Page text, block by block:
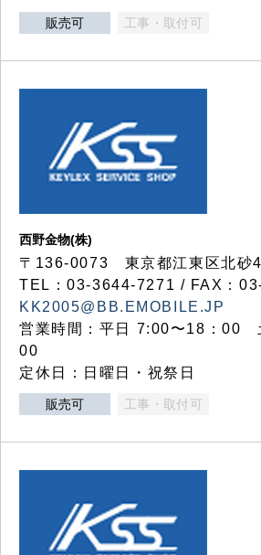
販売可 工事・取付可
西野金物(株)
〒136-0073 東京都江東区北砂
TEL：03‐3644‐7271 / FAX：
KK2005@BB.EMOBILE.JP
営業時間：平日 7:00〜18：00
00
定休日：日曜日・祝祭日
販売可 工事・取付可